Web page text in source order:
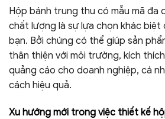
Hộp bánh trung thu có mẫu mã đa
chất lượng là sự lựa chọn khác biệt
bạn. Bởi chúng có thể giúp sản
thân thiện với môi trường, kích
quảng cáo cho doanh nghiệp, cá
cách hiệu quả.
Xu hướng mới trong việc thiết kế